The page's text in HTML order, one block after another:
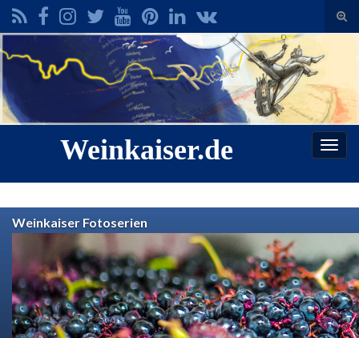
Search for:
Weinkaiser.de
Weinkaiser Fotoserien